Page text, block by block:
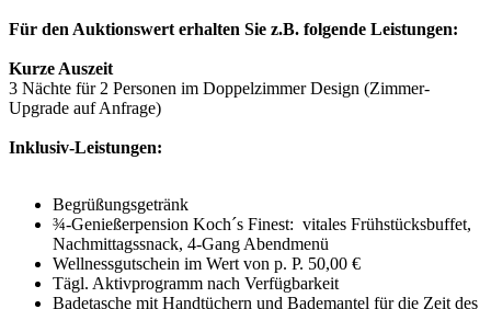
Für den Auktionswert erhalten Sie z.B. folgende Leistungen:
Kurze Auszeit
3 Nächte für 2 Personen im Doppelzimmer Design (Zimmer-
Upgrade auf Anfrage)
Inklusiv-Leistungen:
Begrüßungsgetränk
¾-Genießerpension Koch´s Finest: vitales Frühstücksbuffet,
Nachmittagssnack, 4-Gang Abendmenü
Wellnessgutschein im Wert von p. P. 50,00 €
Tägl. Aktivprogramm nach Verfügbarkeit
Badetasche mit Handtüchern und Bademantel für die Zeit des